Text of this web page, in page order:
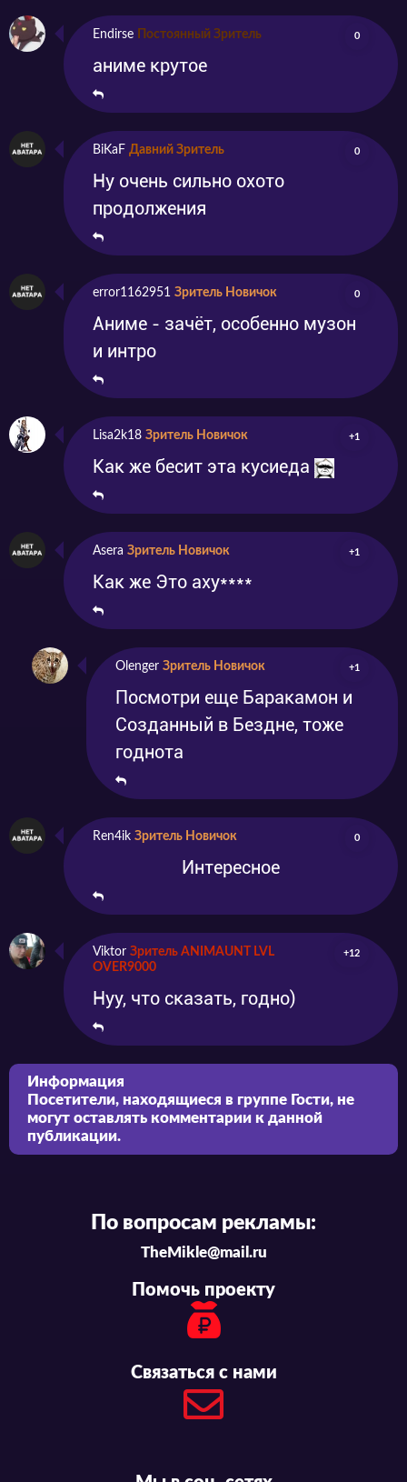
Endirse Постоянный Зритель 0
аниме крутое
BiKaF Давний Зритель 0
Ну очень сильно охото
продолжения
error1162951 Зритель Новичок 0
Аниме - зачёт, особенно музон
и интро
Lisa2k18 Зритель Новичок +1
Как же бесит эта кусиеда
Asera Зритель Новичок +1
Как же Это аху****
Olenger Зритель Новичок +1
Посмотри еще Баракамон и
Созданный в Бездне, тоже
годнота
Ren4ik Зритель Новичок 0
Интересное
Viktor Зритель ANIMAUNT LVL
OVER9000
+12
Нуу, что сказать, годно)
Информация
Посетители, находящиеся в группе Гости, не
могут оставлять комментарии к данной
публикации.
По вопросам рекламы:
TheMikle@mail.ru
Помочь проекту
Связаться с нами